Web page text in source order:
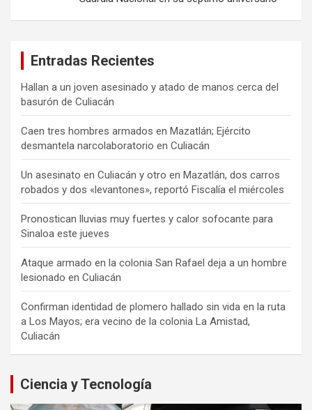
Entradas Recientes
Hallan a un joven asesinado y atado de manos cerca del
basurón de Culiacán
Caen tres hombres armados en Mazatlán; Ejército
desmantela narcolaboratorio en Culiacán
Un asesinato en Culiacán y otro en Mazatlán, dos carros
robados y dos «levantones», reportó Fiscalía el miércoles
Pronostican lluvias muy fuertes y calor sofocante para
Sinaloa este jueves
Ataque armado en la colonia San Rafael deja a un hombre
lesionado en Culiacán
Confirman identidad de plomero hallado sin vida en la ruta
a Los Mayos; era vecino de la colonia La Amistad,
Culiacán
Ciencia y Tecnología